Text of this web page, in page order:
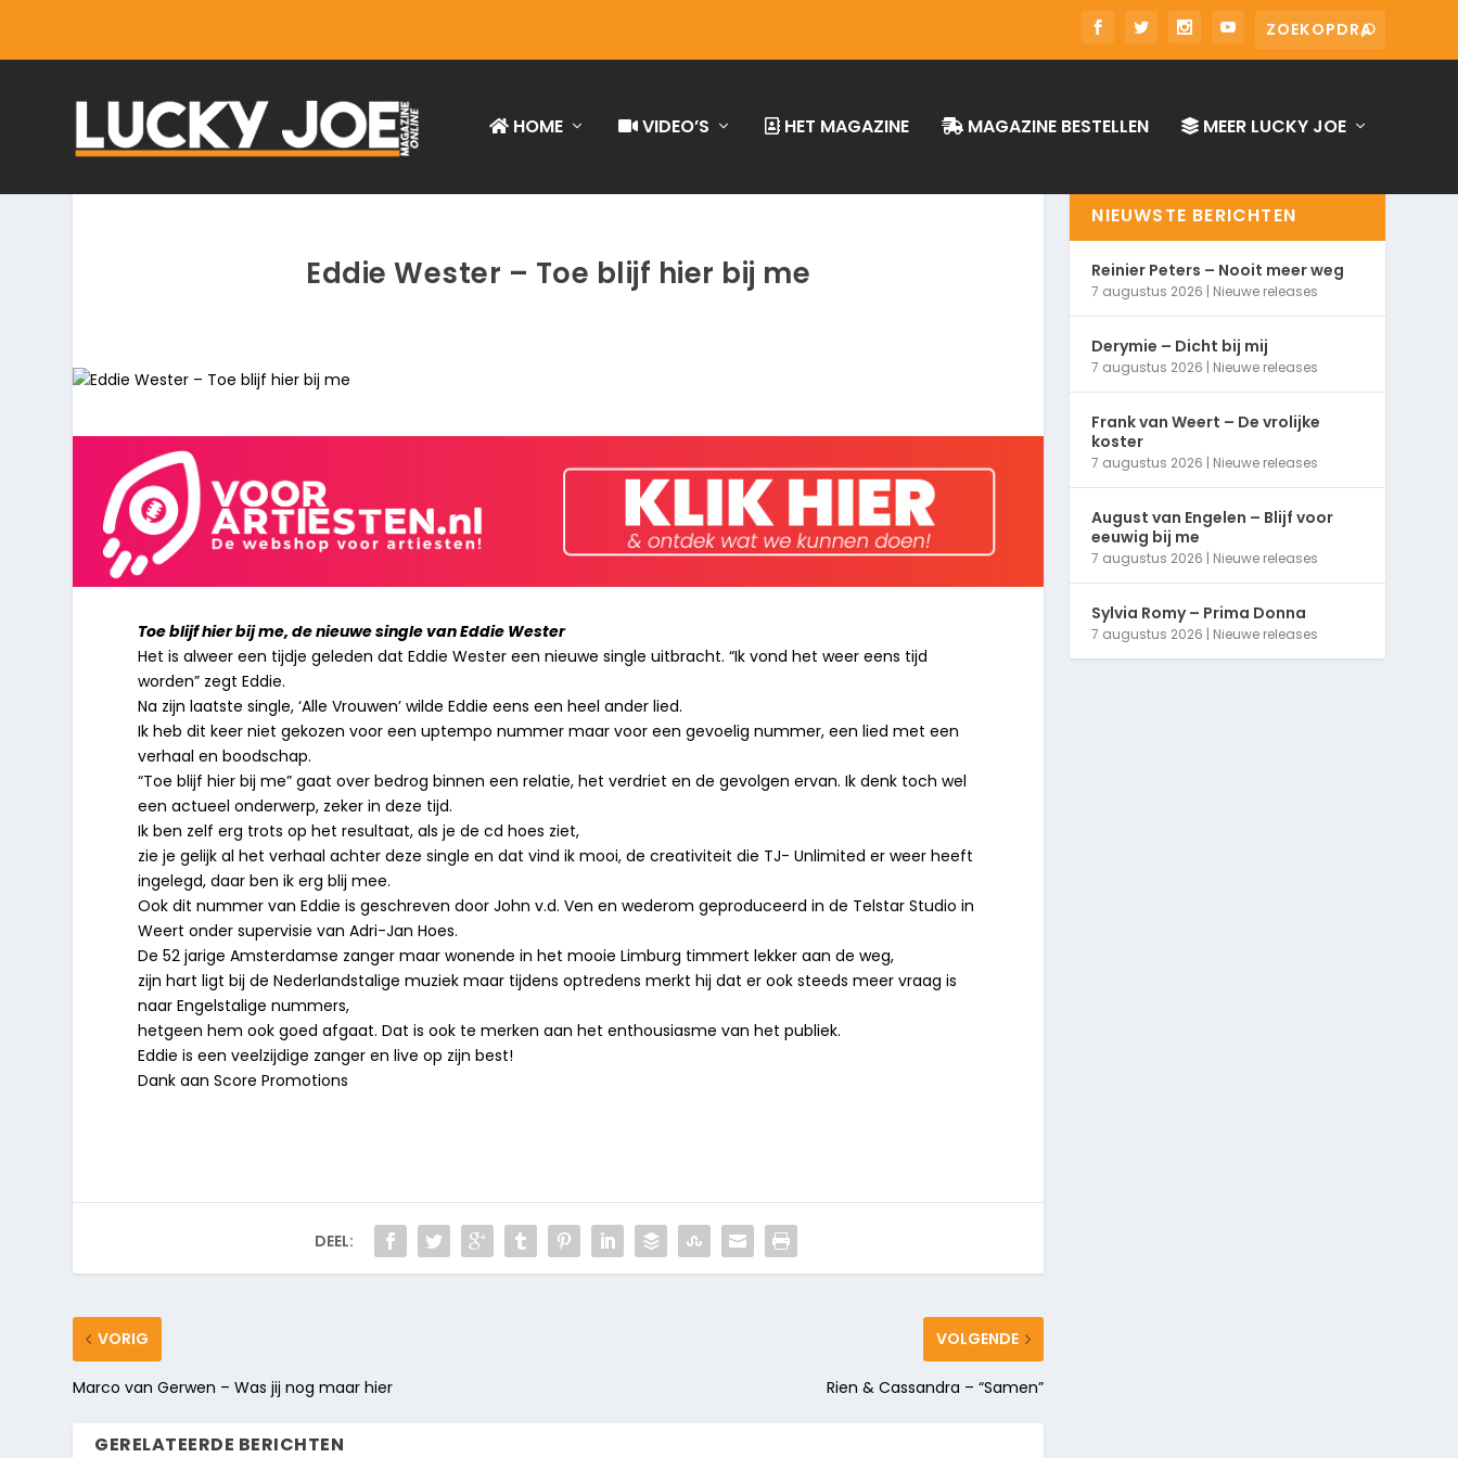
HOME VIDEO’S HET MAGAZINE MAGAZINE BESTELLEN MEER LUCKY JOE
Eddie Wester – Toe blijf hier bij me
Toe blijf hier bij me, de nieuwe single van Eddie Wester
Het is alweer een tijdje geleden dat Eddie Wester een nieuwe single uitbracht. “Ik vond het weer eens tijd
worden” zegt Eddie.
Na zijn laatste single, ‘Alle Vrouwen’ wilde Eddie eens een heel ander lied.
Ik heb dit keer niet gekozen voor een uptempo nummer maar voor een gevoelig nummer, een lied met een
verhaal en boodschap.
“Toe blijf hier bij me” gaat over bedrog binnen een relatie, het verdriet en de gevolgen ervan. Ik denk toch wel
een actueel onderwerp, zeker in deze tijd.
Ik ben zelf erg trots op het resultaat, als je de cd hoes ziet,
zie je gelijk al het verhaal achter deze single en dat vind ik mooi, de creativiteit die TJ- Unlimited er weer heeft
ingelegd, daar ben ik erg blij mee.
Ook dit nummer van Eddie is geschreven door John v.d. Ven en wederom geproduceerd in de Telstar Studio in
Weert onder supervisie van Adri-Jan Hoes.
De 52 jarige Amsterdamse zanger maar wonende in het mooie Limburg timmert lekker aan de weg,
zijn hart ligt bij de Nederlandstalige muziek maar tijdens optredens merkt hij dat er ook steeds meer vraag is
naar Engelstalige nummers,
hetgeen hem ook goed afgaat. Dat is ook te merken aan het enthousiasme van het publiek.
Eddie is een veelzijdige zanger en live op zijn best!
Dank aan Score Promotions
DEEL:
VORIG
Marco van Gerwen – Was jij nog maar hier
VOLGENDE
Rien & Cassandra – “Samen”
GERELATEERDE BERICHTEN
NIEUWSTE BERICHTEN
Reinier Peters – Nooit meer weg
7 augustus 2026 | Nieuwe releases
Derymie – Dicht bij mij
7 augustus 2026 | Nieuwe releases
Frank van Weert – De vrolijke
koster
7 augustus 2026 | Nieuwe releases
August van Engelen – Blijf voor
eeuwig bij me
7 augustus 2026 | Nieuwe releases
Sylvia Romy – Prima Donna
7 augustus 2026 | Nieuwe releases